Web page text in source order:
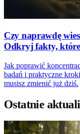
Czy naprawdę
Odkryj fakty, które
Jak poprawić
badań i praktyczne
musisz zmienić już dziś.
Ostatnie